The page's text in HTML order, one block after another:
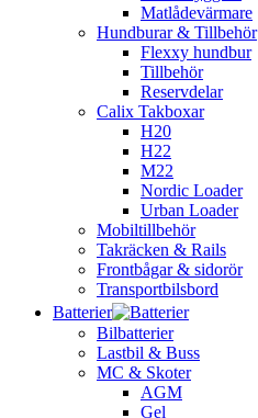
Matlådevärmare
Hundburar & Tillbehör
Flexxy hundbur
Tillbehör
Reservdelar
Calix Takboxar
H20
H22
M22
Nordic Loader
Urban Loader
Mobiltillbehör
Takräcken & Rails
Frontbågar & sidorör
Transportbilsbord
Batterier
Bilbatterier
Lastbil & Buss
MC & Skoter
AGM
Gel